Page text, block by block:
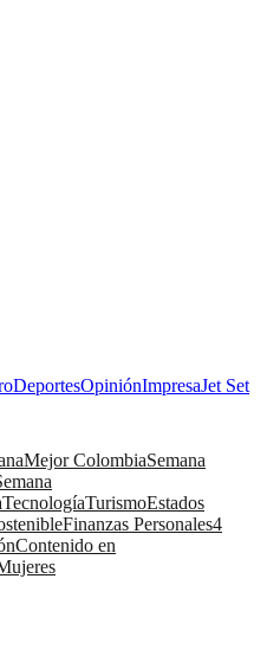
DeportesOpiniónImpresaJet Set
Mejor ColombiaSemana
TecnologíaTurismoEstados
Finanzas Personales4
Contenido en